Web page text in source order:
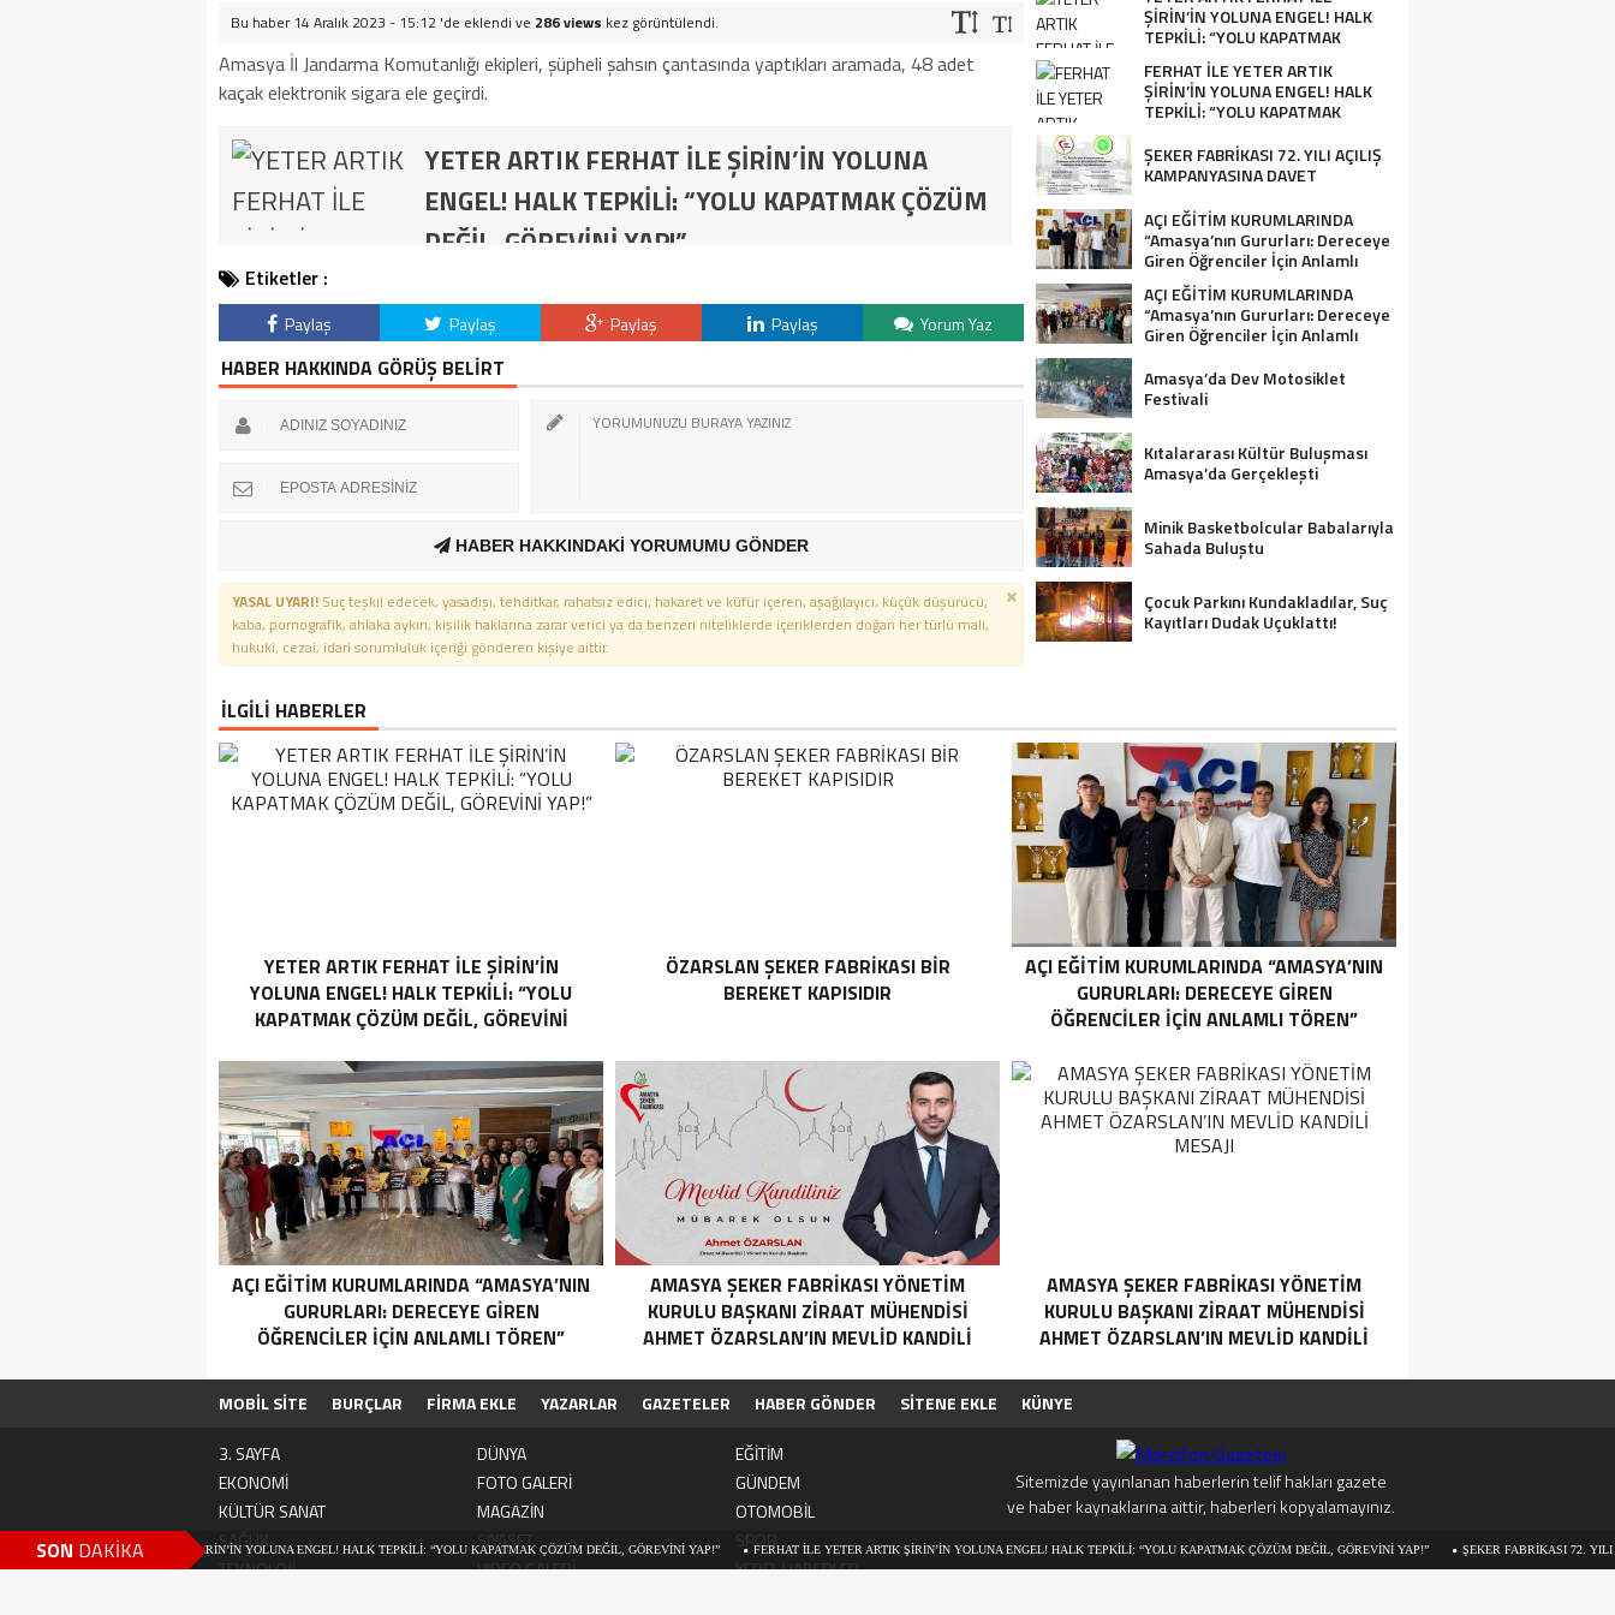
Bu haber 14 Aralık 2023 - 15:12 'de eklendi ve 286 views kez görüntülendi.
Amasya İl Jandarma Komutanlığı ekipleri, şüpheli şahsın çantasında yaptıkları aramada, 48 adet
kaçak elektronik sigara ele geçirdi.
YETER ARTIK FERHAT İLE ŞİRİN’İN YOLUNA
ENGEL! HALK TEPKİLİ: “YOLU KAPATMAK ÇÖZÜM
DEĞİL, GÖREVİNİ YAP!”
Etiketler :
Paylaş Paylaş Paylaş Paylaş Yorum Yaz
HABER HAKKINDA GÖRÜŞ BELİRT
HABER HAKKINDAKİ YORUMUMU GÖNDER
YASAL UYARI! Suç teşkil edecek, yasadışı, tehditkar, rahatsız edici, hakaret ve küfür içeren, aşağılayıcı, küçük düşürücü,
kaba, pornografik, ahlaka aykırı, kişilik haklarına zarar verici ya da benzeri niteliklerde içeriklerden doğan her türlü mali,
hukuki, cezai, idari sorumluluk içeriği gönderen kişiye aittir.
ŞİRİN’İN YOLUNA ENGEL! HALK
TEPKİLİ: “YOLU KAPATMAK
ÇÖZÜM DEĞİL, GÖREVİNİ YAP!”
FERHAT İLE YETER ARTIK
ŞİRİN’İN YOLUNA ENGEL! HALK
TEPKİLİ: “YOLU KAPATMAK
ŞEKER FABRİKASI 72. YILI AÇILIŞ
KAMPANYASINA DAVET
AÇI EĞİTİM KURUMLARINDA
“Amasya’nın Gururları: Dereceye
Giren Öğrenciler İçin Anlamlı
Tören”
AÇI EĞİTİM KURUMLARINDA
“Amasya’nın Gururları: Dereceye
Giren Öğrenciler İçin Anlamlı
Amasya’da Dev Motosiklet
Festivali
Kıtalararası Kültür Buluşması
Amasya’da Gerçekleşti
Minik Basketbolcular Babalarıyla
Sahada Buluştu
Çocuk Parkını Kundakladılar, Suç
Kayıtları Dudak Uçuklattı!
İLGİLİ HABERLER
YETER ARTIK FERHAT İLE ŞİRİN’İN
YOLUNA ENGEL! HALK TEPKİLİ: “YOLU
KAPATMAK ÇÖZÜM DEĞİL, GÖREVİNİ
ÖZARSLAN ŞEKER FABRİKASI BİR
BEREKET KAPISIDIR
AÇI EĞİTİM KURUMLARINDA “AMASYA’NIN
GURURLARI: DERECEYE GIREN
ÖĞRENCILER İÇIN ANLAMLI TÖREN”
AÇI EĞİTİM KURUMLARINDA “AMASYA’NIN
GURURLARI: DERECEYE GIREN
ÖĞRENCILER İÇIN ANLAMLI TÖREN”
AMASYA ŞEKER FABRIKASI YÖNETIM
KURULU BAŞKANI ZIRAAT MÜHENDISI
AHMET ÖZARSLAN’IN MEVLID KANDILI
AMASYA ŞEKER FABRIKASI YÖNETIM
KURULU BAŞKANI ZIRAAT MÜHENDISI
AHMET ÖZARSLAN’IN MEVLID KANDILI
MOBİL SİTE BURÇLAR FİRMA EKLE YAZARLAR GAZETELER HABER GÖNDER SİTENE EKLE
KÜNYE
3. SAYFA
DÜNYA
EĞİTİM
EKONOMİ
FOTO GALERİ
GÜNDEM
KÜLTÜR SANAT
MAGAZİN
OTOMOBİL
SAĞLIK
SİYASET
SPOR
TEKNOLOJİ
VIDEO GALERİ YEREL HABERLER
Sitemizde yayınlanan haberlerin telif hakları gazete
ve haber kaynaklarına aittir, haberleri kopyalamayınız.
SON DAKİKA
ARTIK FERHAT İLE ŞİRİN’İN YOLUNA ENGEL! HALK TEPKİLİ: “YOLU KAPATMAK ÇÖZÜM DEĞİL, GÖREVİNİ YAP!” FERHAT İLE YETER ARTIK ŞİRİN’İN YOLUNA ENGEL! HALK TEPKİLİ: “YOLU KAPATMAK ÇÖZÜM DEĞİL, GÖREVİNİ YAP!” ŞEKER FABRİKASI 72. YILI AÇILIŞ